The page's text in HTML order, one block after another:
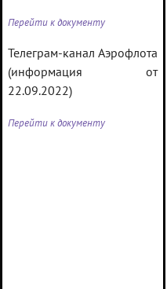
Перейти к документу
Телеграм-канал Аэрофлота
(информация от
22.09.2022)
Перейти к документу